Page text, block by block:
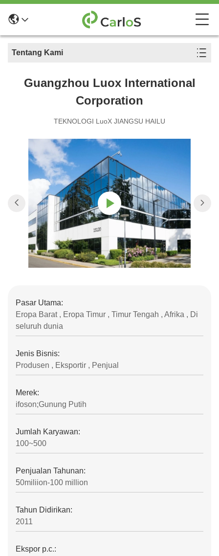
Tentang Kami
Guangzhou Luox International
Corporation
TEKNOLOGI LuoX JIANGSU HAILU
Pasar Utama:
Eropa Barat , Eropa Timur , Timur Tengah , Afrika , Di
seluruh dunia
Jenis Bisnis:
Produsen , Eksportir , Penjual
Merek:
ifoson;Gunung Putih
Jumlah Karyawan:
100~500
Penjualan Tahunan:
50miliion-100 million
Tahun Didirikan:
2011
Ekspor p.c.: